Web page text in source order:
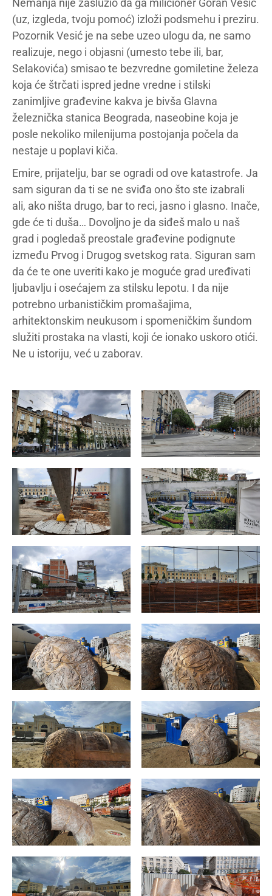
Nemanja nije zaslužio da ga milicioner Goran Vesić
(uz, izgleda, tvoju pomoć) izloži podsmehu i preziru.
Pozornik Vesić je na sebe uzeo ulogu da, ne samo
realizuje, nego i objasni (umesto tebe ili, bar,
Selakovića) smisao te bezvredne gomiletine železa
koja će štrčati ispred jedne vredne i stilski
zanimljive građevine kakva je bivša Glavna
železnička stanica Beograda, naseobine koja je
posle nekoliko milenijuma postojanja počela da
nestaje u poplavi kiča.
Emire, prijatelju, bar se ogradi od ove katastrofe. Ja
sam siguran da ti se ne sviđa ono što ste izabrali
ali, ako ništa drugo, bar to reci, jasno i glasno. Inače,
gde će ti duša… Dovoljno je da siđeš malo u naš
grad i pogledaš preostale građevine podignute
između Prvog i Drugog svetskog rata. Siguran sam
da će te one uveriti kako je moguće grad uređivati
ljubavlju i osećajem za stilsku lepotu. I da nije
potrebno urbanističkim promašajima,
arhitektonskim neukusom i spomeničkim šundom
služiti prostaka na vlasti, koji će ionako uskoro otići.
Ne u istoriju, već u zaborav.